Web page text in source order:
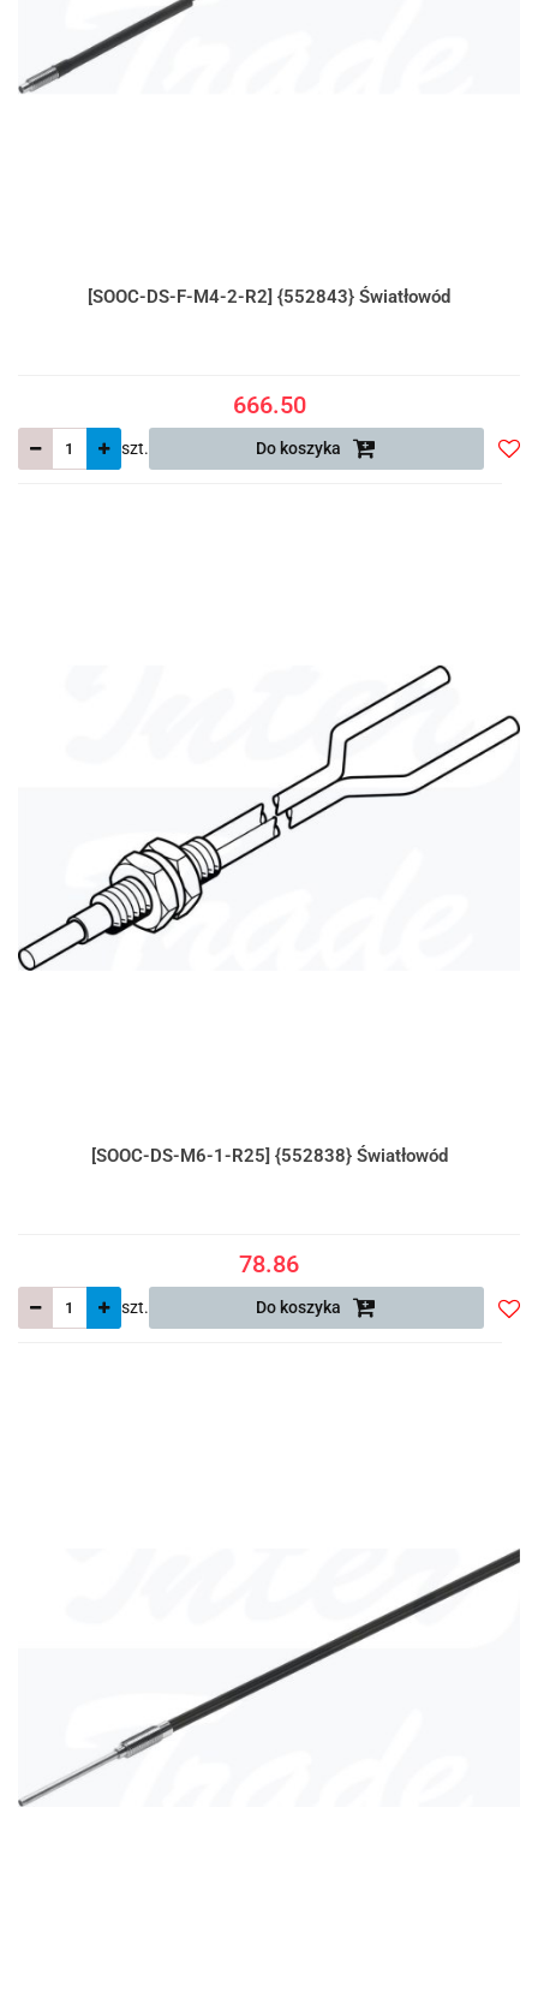
[SOOC-DS-F-M4-2-R2] {552843} Światłowód
666.50
szt. Do koszyka
[SOOC-DS-M6-1-R25] {552838} Światłowód
78.86
szt. Do koszyka